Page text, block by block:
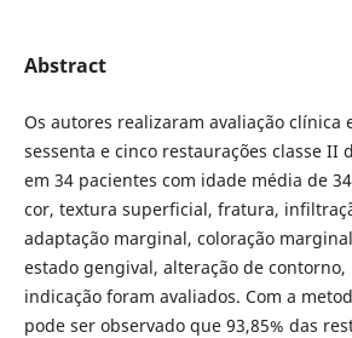
Abstract
Os autores realizaram avaliação clínica
sessenta e cinco restaurações classe II
em 34 pacientes com idade média de
cor, textura superficial, fratura,
adaptação marginal, coloração
estado gengival, alteração de
indicação foram avaliados. Com a
pode ser observado que 93,85% das